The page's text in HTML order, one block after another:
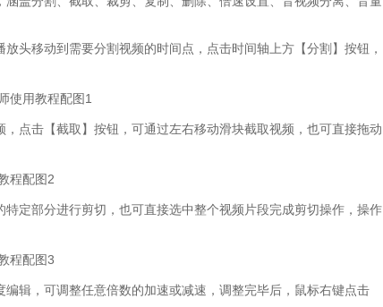
移动到需要分割视频的时间点，点击时间轴上方【分割】按钮，
击【截取】按钮，可通过左右移动滑块截取视频，也可直接拖动
部分进行剪切，也可直接选中整个视频片段完成剪切操作，操作
，可调整任意倍数的加速或减速，调整完毕后，鼠标右键点击